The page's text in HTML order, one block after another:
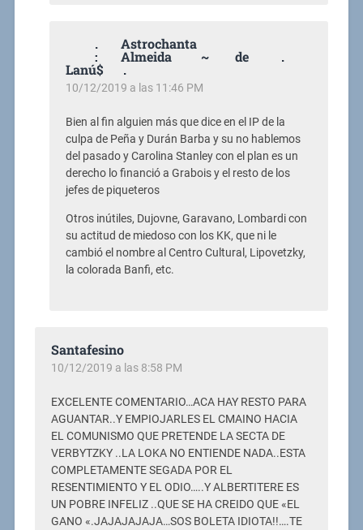
. Astrochanta
: Almeida ~ de .
Lanú$ .
10/12/2019 a las 11:46 PM
Bien al fin alguien más que dice en el IP de la
culpa de Peña y Durán Barba y su no hablemos
del pasado y Carolina Stanley con el plan es un
derecho lo financió a Grabois y el resto de los
jefes de piqueteros
Otros inútiles, Dujovne, Garavano, Lombardi con
su actitud de miedoso con los KK, que ni le
cambió el nombre al Centro Cultural, Lipovetzky,
la colorada Banfi, etc.
Santafesino
10/12/2019 a las 8:58 PM
EXCELENTE COMENTARIO…ACA HAY RESTO PARA
AGUANTAR..Y EMPIOJARLES EL CMAINO HACIA
EL COMUNISMO QUE PRETENDE LA SECTA DE
VERBYTZKY ..LA LOKA NO ENTIENDE NADA..ESTA
COMPLETAMENTE SEGADA POR EL
RESENTIMIENTO Y EL ODIO…..Y ALBERTITERE ES
UN POBRE INFELIZ ..QUE SE HA CREIDO QUE «EL
GANO «.JAJAJAJAJA…SOS BOLETA IDIOTA!!….TE